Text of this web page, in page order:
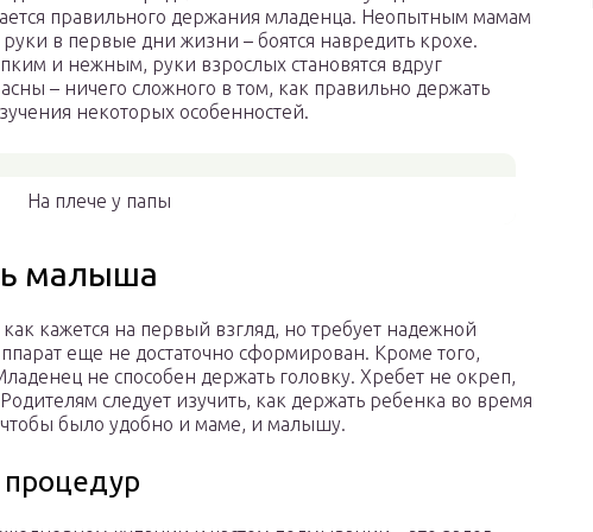
правильного держания младенца. Неопытным мамам
в первые дни жизни – боятся навредить крохе.
и нежным, руки взрослых становятся вдруг
– ничего сложного в том, как правильно держать
некоторых особенностей.
На плече у папы
малыша
кажется на первый взгляд, но требует надежной
еще не достаточно сформирован. Кроме того,
не способен держать головку. Хребет не окреп,
следует изучить, как держать ребенка во время
было удобно и маме, и малышу.
процедур